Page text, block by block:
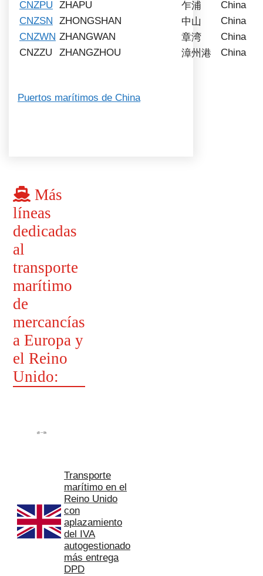
CNZPU ZHAPU 乍浦
China
CNZSN
ZHONGSHAN 中山
China
CNZWN ZHANGWAN 章湾
China
CNZZU
ZHANGZHOU 漳州港 China
Puertos marítimos de China
Más
líneas
dedicadas
al
transporte
marítimo
de
mercancías
a Europa y
el Reino
Unido:
Transporte
marítimo en el
Reino Unido
con
aplazamiento
del IVA
autogestionado
más entrega
DPD